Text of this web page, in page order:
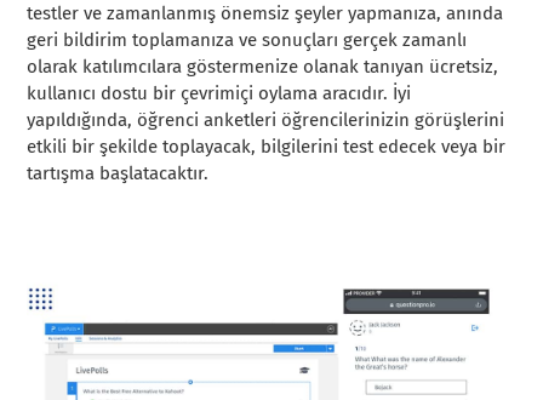
testler ve zamanlanmış önemsiz şeyler yapmanıza, anında
geri bildirim toplamanıza ve sonuçları gerçek zamanlı
olarak katılımcılara göstermenize olanak tanıyan ücretsiz,
kullanıcı dostu bir çevrimiçi oylama aracıdır. İyi
yapıldığında, öğrenci anketleri öğrencilerinizin görüşlerini
etkili bir şekilde toplayacak, bilgilerini test edecek veya bir
tartışma başlatacaktır.